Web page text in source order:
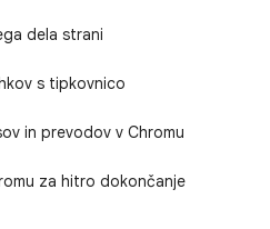
dela strani
s tipkovnico
in prevodov v Chromu
za hitro dokončanje